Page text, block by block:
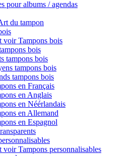
pour albums / agendas
du tampon
voir Tampons bois
bois
tampons bois
tampons bois
tampons bois
en Français
en Anglais
en Néérlandais
en Allemand
en Espagnol
voir Tampons personnalisables